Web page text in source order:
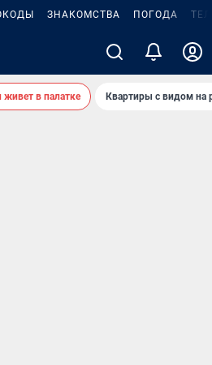
ЗНАКОМСТВА ПОГОДА
в палатке Квартиры с видом на